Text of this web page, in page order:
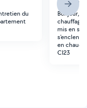
du
Bonjour,
mis en
en
CI23